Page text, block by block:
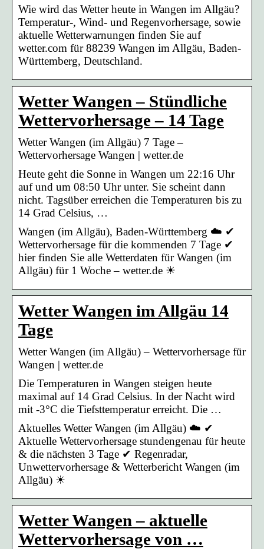
Wie wird das Wetter heute in Wangen im Allgäu?
Temperatur-, Wind- und Regenvorhersage, sowie
aktuelle Wetterwarnungen finden Sie auf
wetter.com für 88239 Wangen im Allgäu, Baden-
Württemberg, Deutschland.
Wetter Wangen – Stündliche
Wettervorhersage – 14 Tage
Wetter Wangen (im Allgäu) 7 Tage –
Wettervorhersage Wangen | wetter.de
Heute geht die Sonne in Wangen um 22:16 Uhr
auf und um 08:50 Uhr unter. Sie scheint dann
nicht. Tagsüber erreichen die Temperaturen bis zu
14 Grad Celsius, …
Wangen (im Allgäu), Baden-Württemberg ☁️ ✔
Wettervorhersage für die kommenden 7 Tage ✔
hier finden Sie alle Wetterdaten für Wangen (im
Allgäu) für 1 Woche – wetter.de ☀
Wetter Wangen im Allgäu 14
Tage
Wetter Wangen (im Allgäu) – Wettervorhersage für
Wangen | wetter.de
Die Temperaturen in Wangen steigen heute
maximal auf 14 Grad Celsius. In der Nacht wird
mit -3°C die Tiefsttemperatur erreicht. Die …
Aktuelles Wetter Wangen (im Allgäu) ☁️ ✔
Aktuelle Wettervorhersage stundengenau für heute
& die nächsten 3 Tage ✔ Regenradar,
Unwettervorhersage & Wetterbericht Wangen (im
Allgäu) ☀
Wetter Wangen – aktuelle
Wettervorhersage von …